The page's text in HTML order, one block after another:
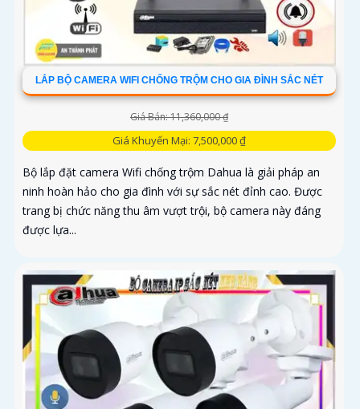
LẮP BỘ CAMERA WIFI CHỐNG TRỘM CHO GIA ĐÌNH SẮC NÉT
Giá Bán: 11,360,000 ₫
Giá Khuyến Mại: 7,500,000 ₫
Bộ lắp đặt camera Wifi chống trộm Dahua là giải pháp an
ninh hoàn hảo cho gia đình với sự sắc nét đỉnh cao. Được
trang bị chức năng thu âm vượt trội, bộ camera này đáng
được lựa...